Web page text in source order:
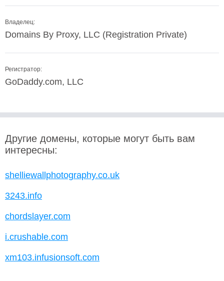
Владелец:
Domains By Proxy, LLC (Registration Private)
Регистратор:
GoDaddy.com, LLC
Другие домены, которые могут быть вам
интересны:
shelliewallphotography.co.uk
3243.info
chordslayer.com
i.crushable.com
xm103.infusionsoft.com